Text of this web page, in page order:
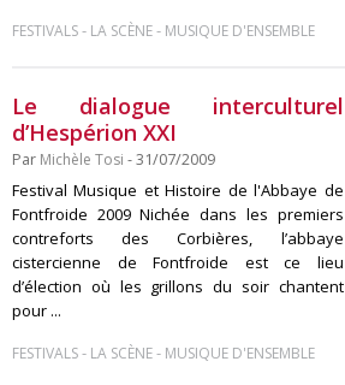
FESTIVALS- LA SCÈNE- MUSIQUE D'ENSEMBLE
Le dialogue interculturel
d’Hespérion XXI
Par Michèle Tosi - 31/07/2009
Festival Musique et Histoire de l'Abbaye de
Fontfroide 2009 Nichée dans les premiers
contreforts des Corbières, l’abbaye
cistercienne de Fontfroide est ce lieu
d’élection où les grillons du soir chantent
pour ...
FESTIVALS- LA SCÈNE- MUSIQUE D'ENSEMBLE